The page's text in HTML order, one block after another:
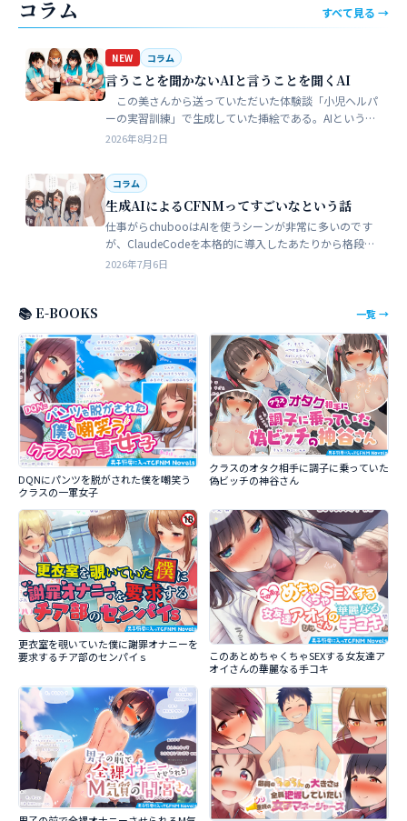
コラム すべて見る →
NEW コラム
言うことを聞かないAIと言うことを聞くAI
この美さんから送っていただいた体験談「小児ヘルパ
ーの実習訓練」で生成していた挿絵である。AIというの
は、どうしても細部が苦手でトークンを積まずにやれる
2026年8月2日
コラム
生成AIによるCFNMってすごいなという話
仕事がらchubooはAIを使うシーンが非常に多いのです
が、ClaudeCodeを本格的に導入したあたりから格段に
やれることが多くなった。昔からときどき思うことがあ
2026年7月6日
📚 E-BOOKS 一覧 →
DQNにパンツを脱がされた僕を嘲笑う
クラスの一軍女子
クラスのオタク相手に調子に乗っていた
偽ビッチの神谷さん
更衣室を覗いていた僕に謝罪オナニーを
要求するチア部のセンパイｓ
このあとめちゃくちゃSEXする女友達ア
オイさんの華麗なる手コキ